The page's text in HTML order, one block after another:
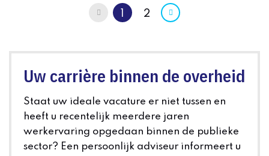
Vorige 2 Volgende
Uw carrière binnen de overheid
Staat uw ideale vacature er niet tussen en
heeft u recentelijk meerdere jaren
werkervaring opgedaan binnen de publieke
sector? Een persoonlijk adviseur informeert u